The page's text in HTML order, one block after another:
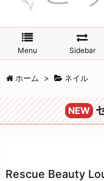
Menu Sidebar
ホーム > ネイル
NEW
Rescue Beauty